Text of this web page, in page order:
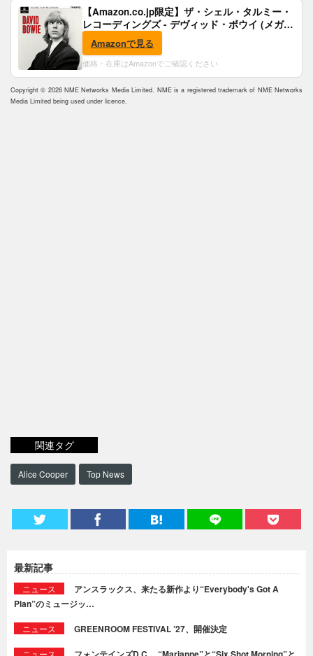
【Amazon.co.jp限定】ザ・シェル・タルミー・
レコーディングズ - デヴィッド・ボウイ (メガジ
ャケ付)
Amazonで見る
価格・在庫はAmazonでご確認ください
Copyright © 2026 NME Networks Media Limited. NME is a registered trademark of NME Networks
Media Limited being used under licence.
関連タグ
Alice Cooper Top News
最新記事
ニュース
アンスラックス、来たる新作より“Everybody's Got A
Plan”のミュージッ…
ニュース GREENROOM FESTIVAL ’27、開催決定
ニュース